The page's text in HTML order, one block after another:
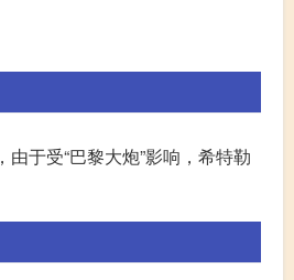
，由于受“巴黎大炮”影响，希特勒